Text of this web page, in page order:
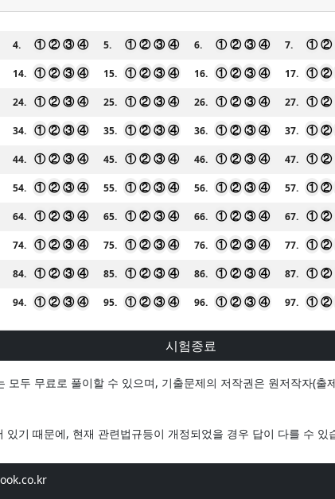
4. ① ② ③ ④ 5. ① ② ③ ④ 6. ① ② ③ ④ 7. ① ②
14. ① ② ③ ④ 15. ① ② ③ ④ 16. ① ② ③ ④ 17. ① ②
24. ① ② ③ ④ 25. ① ② ③ ④ 26. ① ② ③ ④ 27. ① ②
34. ① ② ③ ④ 35. ① ② ③ ④ 36. ① ② ③ ④ 37. ① ②
44. ① ② ③ ④ 45. ① ② ③ ④ 46. ① ② ③ ④ 47. ① ②
54. ① ② ③ ④ 55. ① ② ③ ④ 56. ① ② ③ ④ 57. ① ②
64. ① ② ③ ④ 65. ① ② ③ ④ 66. ① ② ③ ④ 67. ① ②
74. ① ② ③ ④ 75. ① ② ③ ④ 76. ① ② ③ ④ 77. ① ②
84. ① ② ③ ④ 85. ① ② ③ ④ 86. ① ② ③ ④ 87. ① ②
94. ① ② ③ ④ 95. ① ② ③ ④ 96. ① ② ③ ④ 97. ① ②
시험종료
두 무료로 풀이할 수 있으며, 기출문제의 저작권은 원저작자(
기 때문에, 현재 관련법규등이 개정되었을 경우 답이 다를 수